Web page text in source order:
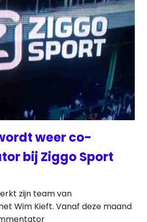
weer co-
bij Ziggo Sport
zijn team van
Wim Kieft. Vanaf deze maand